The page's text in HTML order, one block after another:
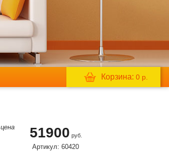
Корзина: 0 р.
цена 51900 руб.
Артикул: 60420